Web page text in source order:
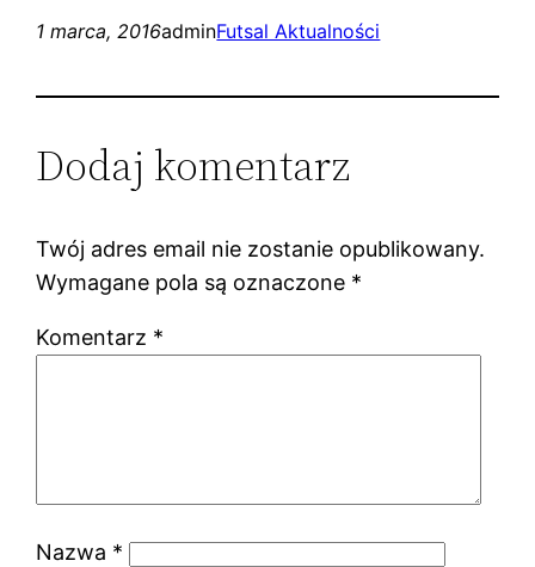
1 marca, 2016adminFutsal Aktualności
Dodaj komentarz
Twój adres email nie zostanie opublikowany.
Wymagane pola są oznaczone *
Komentarz *
Nazwa *